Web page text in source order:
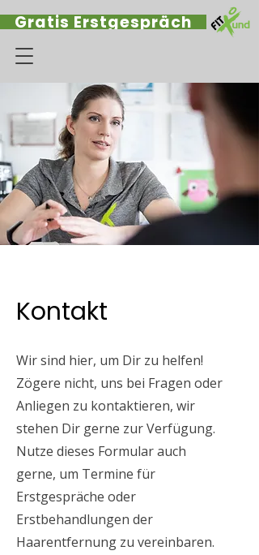
Gratis Erstgespräch
Kontakt
Wir sind hier, um Dir zu helfen!
Zögere nicht, uns bei Fragen oder
Anliegen zu kontaktieren, wir
stehen Dir gerne zur Verfügung.
Nutze dieses Formular auch
gerne, um Termine für
Erstgespräche oder
Erstbehandlungen der
Haarentfernung zu vereinbaren.